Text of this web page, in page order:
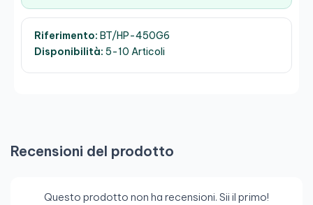
Riferimento: BT/HP-450G6
Disponibilità: 5-10 Articoli
Recensioni del prodotto
Questo prodotto non ha recensioni. Sii il primo!